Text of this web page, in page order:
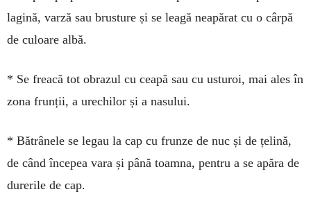
lagină, varză sau brusture și se leagă neapărat cu o câr­pă
de culoare albă.
* Se freacă tot obrazul cu ceapă sau cu usturoi, mai ales în
zona frun­ții, a urechilor și a nasului.
* Bătrânele se legau la cap cu frun­­ze de nuc și de țeli­nă,
de când în­cepea vara și pâ­nă toamna, pentru a se apăra de
durerile de cap.